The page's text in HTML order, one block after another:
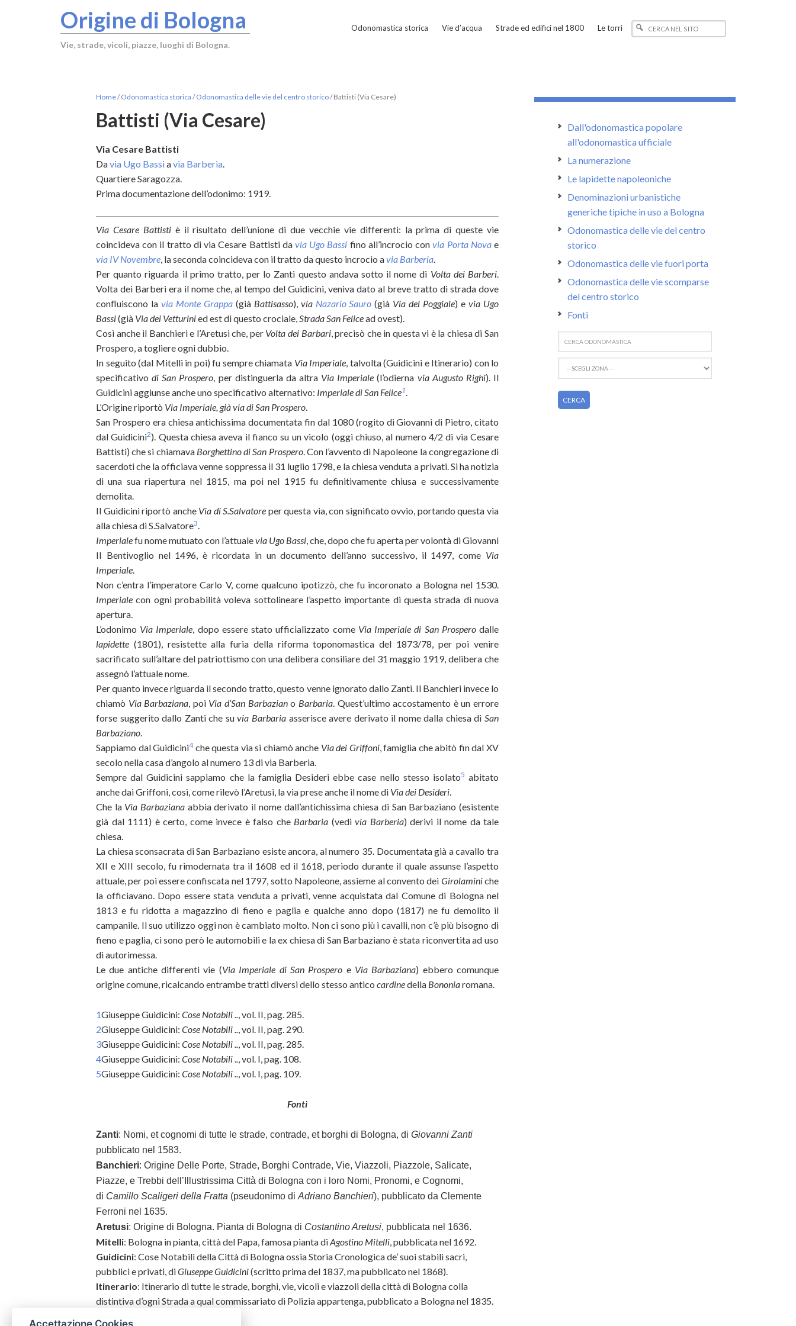
Origine di Bologna
Vie, strade, vicoli, piazze, luoghi di Bologna.
Odonomastica storica Vie d’acqua Strade ed edifici nel 1800 Le torri
Home/ Odonomastica storica / Odonomastica delle vie del centro storico/Battisti (Via Cesare)
Battisti (Via Cesare)
Via Cesare Battisti
Davia Ugo Bassiavia Barberia.
Quartiere Saragozza.
Prima documentazione dell’odonimo: 1919.
Via Cesare Battistiè il risultato dell’unione di due vecchie vie differenti: la prima di queste vie
coincideva con il tratto di via Cesare Battisti da via Ugo Bassi fino all’incrocio convia Porta Novae
via IV Novembre, la seconda coincideva con il tratto da questo incrocio avia Barberia.
Per quanto riguarda il primo tratto, per lo Zanti questo andava sotto il nome di Volta dei Barberi.
Volta dei Barberi era il nome che, al tempo del Guidicini, veniva dato al breve tratto di strada dove
confluiscono la via Monte Grappa(già Battisasso), via Nazario Sauro (già Via del Poggiale) evia Ugo
Bassi(già Via dei Vetturinied est di questo crociale,Strada San Felicead ovest).
Così anche il Banchieri e l’Aretusi che, per Volta dei Barbari, precisò che in questa vi è la chiesa di San
Prospero, a togliere ogni dubbio.
In seguito (dal Mitelli in poi) fu sempre chiamata Via Imperiale, talvolta (Guidicini e Itinerario) con lo
specificativodi San Prospero, per distinguerla da altra Via Imperiale (l’odierna via Augusto Righi). Il
Guidicini aggiunse anche uno specificativo alternativo: Imperiale di San Felice1.
L’Origine riportò Via Imperiale, già via di San Prospero.
San Prospero era chiesa antichissima documentata fin dal 1080 (rogito di Giovanni di Pietro, citato
dal Guidicini2). Questa chiesa aveva il fianco su un vicolo (oggi chiuso, al numero 4/2 di via Cesare
Battisti) che si chiamava Borghettino di San Prospero. Con l’avvento di Napoleone la congregazione di
sacerdoti che la officiava venne soppressa il 31 luglio 1798, e la chiesa venduta a privati. Si ha notizia
di una sua riapertura nel 1815, ma poi nel 1915 fu definitivamente chiusa e successivamente
demolita.
Il Guidicini riportò anche Via di S.Salvatore per questa via, con significato ovvio, portando questa via
alla chiesa di S.Salvatore3.
Imperialefu nome mutuato con l’attualevia Ugo Bassi, che, dopo che fu aperta per volontà di Giovanni
II Bentivoglio nel 1496, è ricordata in un documento dell’anno successivo, il 1497, come Via
Imperiale.
Non c’entra l’imperatore Carlo V, come qualcuno ipotizzò, che fu incoronato a Bologna nel 1530.
Imperiale con ogni probabilità voleva sottolineare l’aspetto importante di questa strada di nuova
apertura.
L’odonimo Via Imperiale, dopo essere stato ufficializzato come Via Imperiale di San Prosperodalle
lapidette (1801), resistette alla furia della riforma toponomastica del 1873/78, per poi venire
sacrificato sull’altare del patriottismo con una delibera consiliare del 31 maggio 1919, delibera che
assegnò l’attuale nome.
Per quanto invece riguarda il secondo tratto, questo venne ignorato dallo Zanti. Il Banchieri invece lo
chiamò Via Barbaziana, poi Via d’San Barbaziano Barbaria. Quest’ultimo accostamento è un errore
forse suggerito dallo Zanti che suvia Barbariaasserisce avere derivato il nome dalla chiesa di San
Barbaziano.
Sappiamo dal Guidicini4che questa via si chiamò anche Via dei Griffoni, famiglia che abitò fin dal XV
secolo nella casa d’angolo al numero 13 di via Barberia.
Sempre dal Guidicini sappiamo che la famiglia Desideri ebbe case nello stesso isolato5 abitato
anche dai Griffoni, così, come rilevò l’Aretusi, la via prese anche il nome di Via dei Desideri.
Che la Via Barbaziana abbia derivato il nome dall’antichissima chiesa di San Barbaziano (esistente
già dal 1111) è certo, come invece è falso che Barbaria (vedi via Barberia) derivi il nome da tale
chiesa.
La chiesa sconsacrata di San Barbaziano esiste ancora, al numero 35. Documentata già a cavallo tra
XII e XIII secolo, fu rimodernata tra il 1608 ed il 1618, periodo durante il quale assunse l’aspetto
attuale, per poi essere confiscata nel 1797, sotto Napoleone, assieme al convento dei Girolaminiche
la officiavano. Dopo essere stata venduta a privati, venne acquistata dal Comune di Bologna nel
1813 e fu ridotta a magazzino di fieno e paglia e qualche anno dopo (1817) ne fu demolito il
campanile. Il suo utilizzo oggi non è cambiato molto. Non ci sono più i cavalli, non c’è più bisogno di
fieno e paglia, ci sono però le automobili e la ex chiesa di San Barbaziano è stata riconvertita ad uso
di autorimessa.
Le due antiche differenti vie (Via Imperiale di San Prospero e Via Barbaziana) ebbero comunque
origine comune, ricalcando entrambe tratti diversi dello stesso antico cardinedella Bononiaromana.
1Giuseppe Guidicini: Cose Notabili .., vol. II, pag. 285.
2Giuseppe Guidicini: Cose Notabili .., vol. II, pag. 290.
3Giuseppe Guidicini: Cose Notabili .., vol. II, pag. 285.
4Giuseppe Guidicini: Cose Notabili .., vol. I, pag. 108.
5Giuseppe Guidicini: Cose Notabili .., vol. I, pag. 109.
Fonti
Zanti: Nomi, et cognomi di tutte le strade, contrade, et borghi di Bologna, di Giovanni Zanti
pubblicato nel 1583.
Banchieri: Origine Delle Porte, Strade, Borghi Contrade, Vie, Viazzoli, Piazzole, Salicate,
Piazze, e Trebbi dell’Illustrissima Città di Bologna con i loro Nomi, Pronomi, e Cognomi,
di Camillo Scaligeri della Fratta (pseudonimo di Adriano Banchieri), pubblicato da Clemente
Ferroni nel 1635.
Aretusi: Origine di Bologna. Pianta di Bologna di Costantino Aretusi, pubblicata nel 1636.
Mitelli: Bologna in pianta, città del Papa, famosa pianta diAgostino Mitelli, pubblicata nel 1692.
Guidicini: Cose Notabili della Città di Bologna ossia Storia Cronologica de’ suoi stabili sacri,
pubblici e privati, diGiuseppe Guidicini(scritto prima del 1837, ma pubblicato nel 1868).
Itinerario: Itinerario di tutte le strade, borghi, vie, vicoli e viazzoli della città di Bologna colla
distintiva d’ogni Strada a qual commissariato di Polizia appartenga, pubblicato a Bologna nel 1835.
Dall'odonomastica popolare
all'odonomastica ufficiale
La numerazione
Le lapidette napoleoniche
Denominazioni urbanistiche
generiche tipiche in uso a Bologna
Odonomastica delle vie del centro
storico
Odonomastica delle vie fuori porta
Odonomastica delle vie scomparse
del centro storico
Fonti